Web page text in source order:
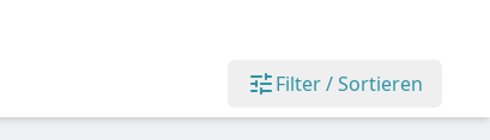
Filter / Sortieren